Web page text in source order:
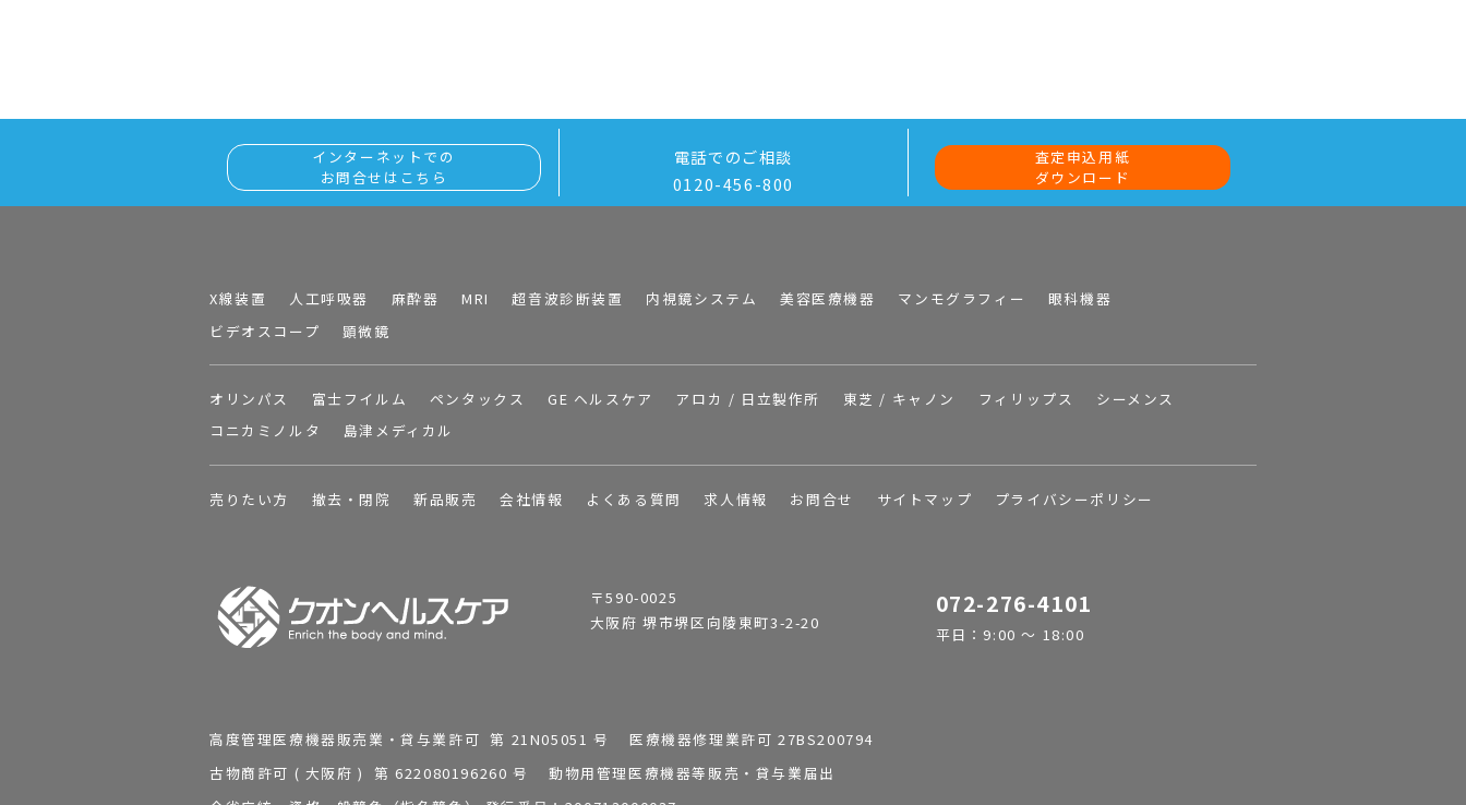
インターネットでの
お問合せはこちら
電話でのご相談
0120-456-800
査定申込用紙
ダウンロード
X線装置 人工呼吸器 麻酔器 MRI 超音波診断装置 内視鏡システム 美容医療機器 マンモグラフィー
眼科機器
ビデオスコープ
顕微鏡
オリンパス 富士フイルム ペンタックス GE ヘルスケア アロカ / 日立製作所 東芝 / キャノン フィリップス
シーメンス
コニカミノルタ
島津メディカル
売りたい方 撤去・閉院 新品販売 会社情報 よくある質問 求人情報 お問合せ サイトマップ プライバシーポリシー
〒590-0025
大阪府 堺市堺区向陵東町3-2-20
072-276-4101
平日：9:00 ～ 18:00
高度管理医療機器販売業・貸与業許可 第 21N05051 号 医療機器修理業許可 27BS200794
古物商許可 ( 大阪府 ) 第 622080196260 号 動物用管理医療機器等販売・貸与業届出